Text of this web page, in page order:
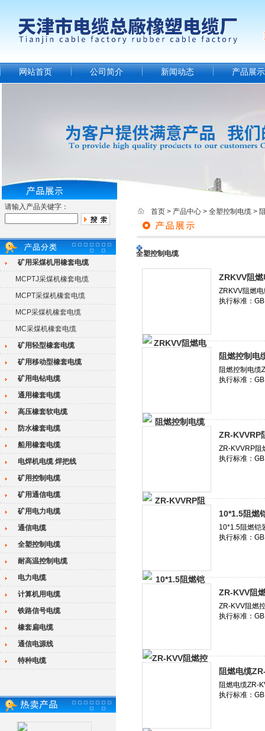
网站首页 公司简介 新闻动态 产品展示
请输入产品关键字：
矿用采煤机用橡套电缆
MCPTJ采煤机橡套电缆
MCPT采煤机橡套电缆
MCP采煤机橡套电缆
MC采煤机橡套电缆
矿用轻型橡套电缆
矿用移动型橡套电缆
矿用电钻电缆
通用橡套电缆
高压橡套软电缆
防水橡套电缆
船用橡套电缆
电焊机电缆 焊把线
矿用控制电缆
矿用通信电缆
矿用电力电缆
通信电缆
全塑控制电缆
耐高温控制电缆
电力电缆
计算机用电缆
铁路信号电缆
橡套扁电缆
通信电源线
特种电缆
首页 > 产品中心 > 全塑控制电缆 >
全塑控制电缆
ZRKVV阻
阻燃控制电
ZR-KVVRP
10*1.5阻燃
ZR-KVV阻
阻燃电缆